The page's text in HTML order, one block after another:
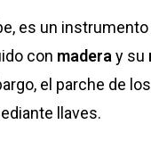
es un
con madera y su
el parche de
llaves.